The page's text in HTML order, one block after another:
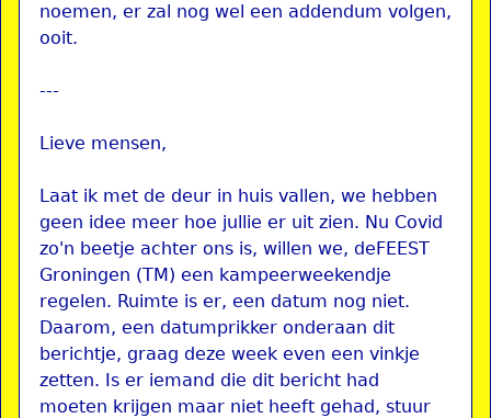
noemen, er zal nog wel een addendum volgen,
ooit.
---
Lieve mensen,
Laat ik met de deur in huis vallen, we hebben
geen idee meer hoe jullie er uit zien. Nu Covid
zo'n beetje achter ons is, willen we, deFEEST
Groningen (TM) een kampeerweekendje
regelen. Ruimte is er, een datum nog niet.
Daarom, een datumprikker onderaan dit
berichtje, graag deze week even een vinkje
zetten. Is er iemand die dit bericht had
moeten krijgen maar niet heeft gehad, stuur